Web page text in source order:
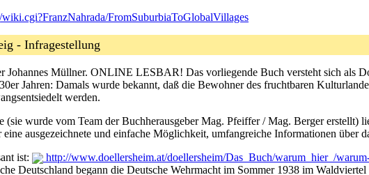
FromSuburbiaToGlobalVillages
- Infragestellung
Johannes Müllner. ONLINE LESBAR! Das vorliegende Buch versteht sich als
Jahren: Damals wurde bekannt, daß die Bewohner des fruchtbaren
werden.
(sie wurde vom Team der Buchherausgeber Mag. Pfeiffer / Mag. Berger
ausgezeichnete und einfache Möglichkeit, umfangreiche Informationen über
ist:
http://www.doellersheim.at/doellersheim/Das_Buch/warum_hier_/
Deutschland begann die Deutsche Wehrmacht im Sommer 1938 im